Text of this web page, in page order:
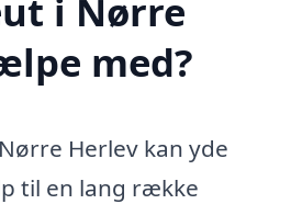
i Nørre
med?
Herlev kan yde
til en lang række